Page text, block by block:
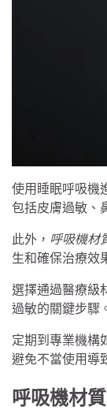
使用睡眠呼吸機
包括皮膚過敏、
此外， 呼吸機材
生和確保治療效
選擇通過醫療級
過敏的關鍵步驟
定期到專業機構
避免不當使用導
呼吸機材